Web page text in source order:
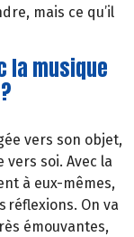
mais ce qu’il
la musique
vers son objet,
soi. Avec la
à eux-mêmes,
réflexions. On va
émouvantes,